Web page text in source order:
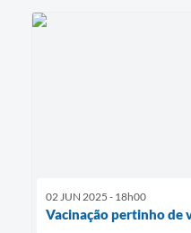
02 JUN 2025 - 18h00
Vacinação pertinho de